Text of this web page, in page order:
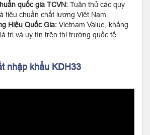
quốc gia TCVN: Tuân thủ các quy
tiêu chuẩn chất lượng Việt Nam.
Hiệu Quốc Gia: Vietnam Value, khẳng
trị và uy tín trên thị trường quốc tế.
nhập khẩu KDH33